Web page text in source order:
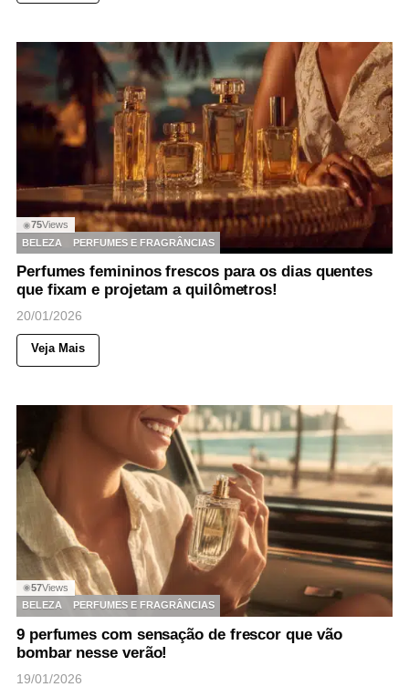
◉75Views
BELEZA
PERFUMES E FRAGRÂNCIAS
Perfumes femininos frescos para os dias quentes
que fixam e projetam a quilômetros!
20/01/2026
Veja Mais
◉57Views
BELEZA
PERFUMES E FRAGRÂNCIAS
9 perfumes com sensação de frescor que vão
bombar nesse verão!
19/01/2026